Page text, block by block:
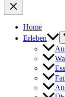
Home
Erleben